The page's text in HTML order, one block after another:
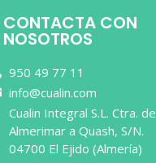
CONTACTA CON
NOSOTROS
950 49 77 11
info@cualin.com
Cualin Integral S.L. Ctra. de
Almerimar a Quash, S/N.
04700 El Ejido (Almería)